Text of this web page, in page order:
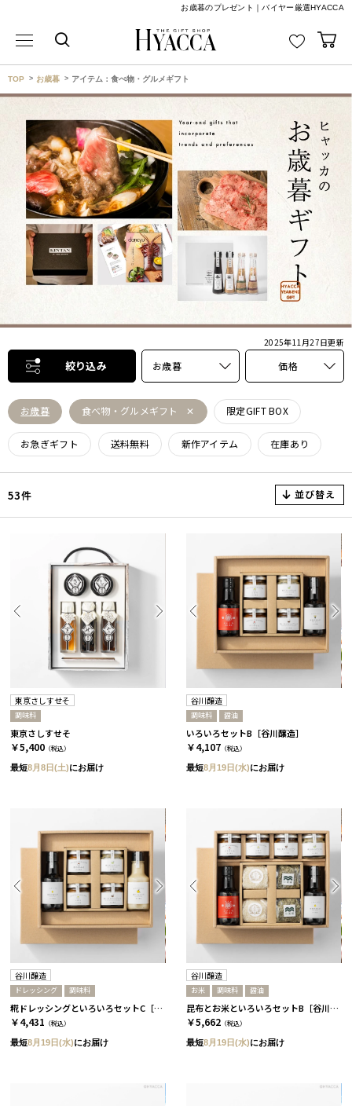
お歳暮のプレゼント｜バイヤー厳選HYACCA
TOP お歳暮 アイテム：食べ物・グルメギフト
2025年11月27日更新
絞り込み お歳暮 価格
お歳暮 食べ物・グルメギフト 限定GIFT BOX
お急ぎギフト 送料無料 新作アイテム 在庫あり
53件 並び替え
東京さしすせそ
調味料
東京さしすせそ
￥5,400 （税込）
最短8月8日(土)にお届け
谷川醸造
調味料 醤油
いろいろセットB［谷川醸造］
￥4,107 （税込）
最短8月19日(水)にお届け
谷川醸造
ドレッシング 調味料
糀ドレッシングといろいろセットC［谷川醸造］
￥4,431 （税込）
最短8月19日(水)にお届け
谷川醸造
お米 調味料 醤油
昆布とお米といろいろセットB［谷川醸造］
￥5,662 （税込）
最短8月19日(水)にお届け